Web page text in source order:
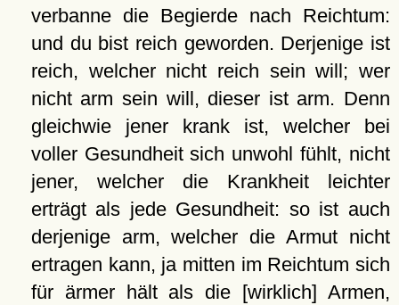
verbanne die Begierde nach Reichtum:
und du bist reich geworden. Derjenige ist
reich, welcher nicht reich sein will; wer
nicht arm sein will, dieser ist arm. Denn
gleichwie jener krank ist, welcher bei
voller Gesundheit sich unwohl fühlt, nicht
jener, welcher die Krankheit leichter
erträgt als jede Gesundheit: so ist auch
derjenige arm, welcher die Armut nicht
ertragen kann, ja mitten im Reichtum sich
für ärmer hält als die [wirklich] Armen,